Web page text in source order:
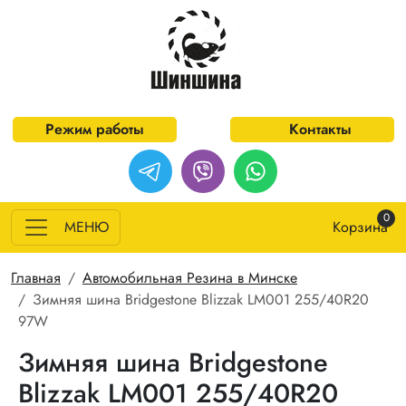
Перейти к основному содержанию
Режим работы Контакты
МЕНЮ Корзина0
Строка навигации
Главная
Автомобильная Резина в Минске
Зимняя шина Bridgestone Blizzak LM001 255/40R20
97W
Зимняя шина Bridgestone
Blizzak LM001 255/40R20